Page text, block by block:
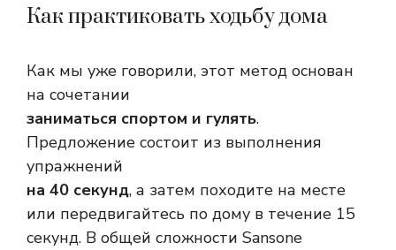
Как практиковать ходьбу дома
Как мы уже говорили, этот метод основан
на сочетании
заниматься спортом и гулять.
Предложение состоит из выполнения
упражнений
на 40 секунд, а затем походите на месте
или передвигайтесь по дому в течение 15
секунд. В общей сложности Sansone